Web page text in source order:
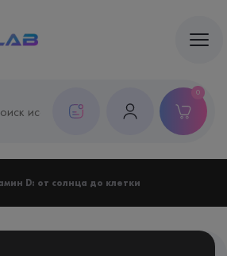
0
D: от солнца до клетки